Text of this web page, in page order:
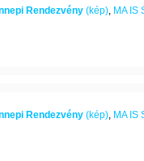
Rendezvény (kép), MA IS
Rendezvény (kép), MA IS